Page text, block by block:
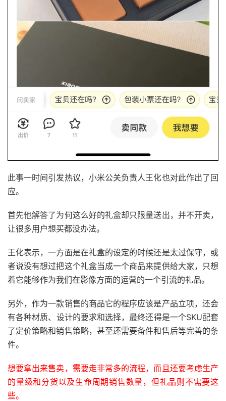
此事一时间引发热议，小米公关负责人王化也对此作出了回
应。
首先他解答了为何这么好的礼盒却只限量送出，并不开卖，
让很多用户想买都没办法。
王化表示，一方面是在礼盒的设定的时候还是太过保守，或
者说没有想过把这个礼盒当成一个商品来提供给大家，只想
着它能够作为我们在影像方面的运营的一个引流的礼品。
另外，作为一款销售的商品它的程序应该是产品立项，还会
有各种材质、设计的要求和选择，最终还得是一个SKU配套
了定价策略和销售策略，甚至还需要备件和售后等完善的条
件。
想要拿出来售卖，需要走非常多的流程，而且还要考虑生产
的量级和分货以及生命周期销售数量，但礼品则不需要这
些。